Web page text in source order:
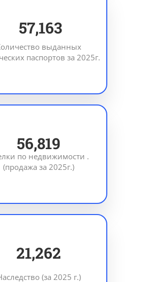
83,299
выданных
паспортов за 2025г.
82,797
по недвижимости .
(продажа за 2025г.)
30,983
(за 2025 г.)